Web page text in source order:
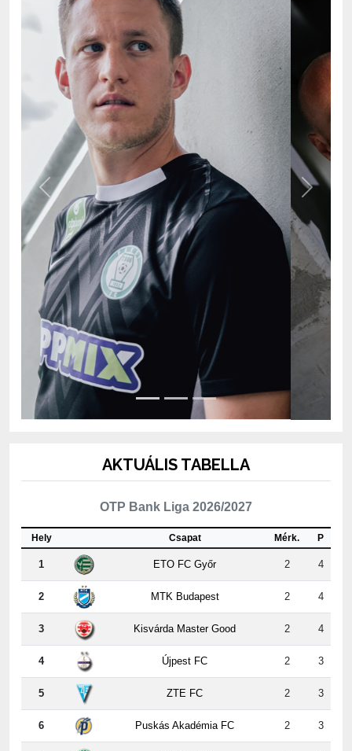
Previous Next
OTP Bank Liga 2026/2027
Csapat
1 ETO FC Győr 2 4
2 MTK Budapest 2 4
3 Kisvárda Master Good 2 4
4 Újpest FC 2 3
5 ZTE FC 2 3
6 Puskás Akadémia FC 2 3
7 PAKSI FC 2 3